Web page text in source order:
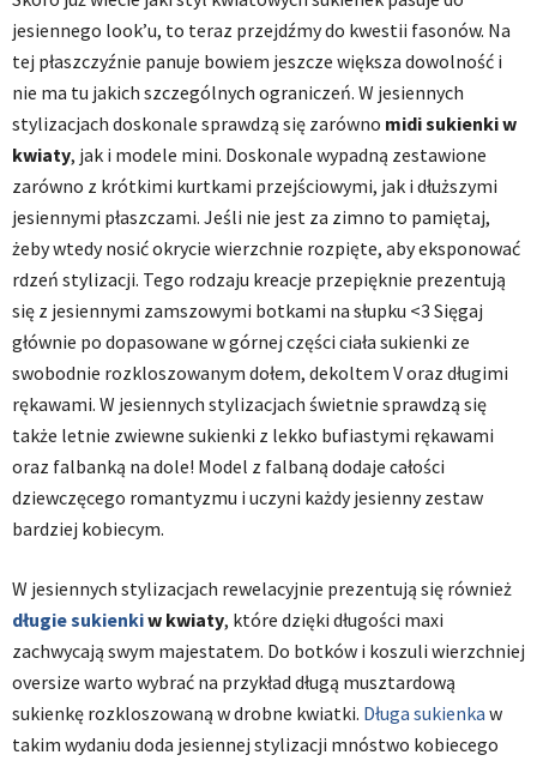
jesiennego look’u, to teraz przejdźmy do kwestii fasonów. Na
tej płaszczyźnie panuje bowiem jeszcze większa dowolność i
nie ma tu jakich szczególnych ograniczeń. W jesiennych
stylizacjach doskonale sprawdzą się zarówno midi sukienki w
kwiaty, jak i modele mini. Doskonale wypadną zestawione
zarówno z krótkimi kurtkami przejściowymi, jak i dłuższymi
jesiennymi płaszczami. Jeśli nie jest za zimno to pamiętaj,
żeby wtedy nosić okrycie wierzchnie rozpięte, aby eksponować
rdzeń stylizacji. Tego rodzaju kreacje przepięknie prezentują
się z jesiennymi zamszowymi botkami na słupku <3 Sięgaj
głównie po dopasowane w górnej części ciała sukienki ze
swobodnie rozkloszowanym dołem, dekoltem V oraz długimi
rękawami. W jesiennych stylizacjach świetnie sprawdzą się
także letnie zwiewne sukienki z lekko bufiastymi rękawami
oraz falbanką na dole! Model z falbaną dodaje całości
dziewczęcego romantyzmu i uczyni każdy jesienny zestaw
bardziej kobiecym.
W jesiennych stylizacjach rewelacyjnie prezentują się również
długie sukienkiw kwiaty, które dzięki długości maxi
zachwycają swym majestatem. Do botków i koszuli wierzchniej
oversize warto wybrać na przykład długą musztardową
sukienkę rozkloszowaną w drobne kwiatki. Długa sukienka w
takim wydaniu doda jesiennej stylizacji mnóstwo kobiecego